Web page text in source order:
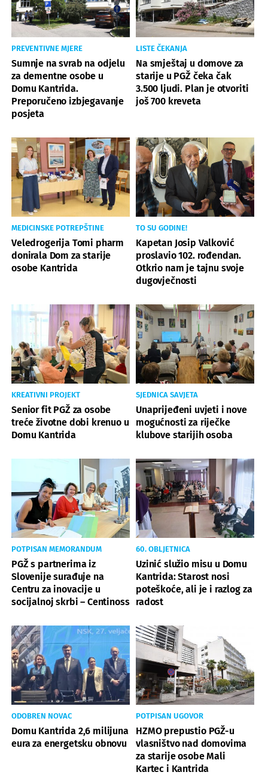
PREVENTIVNE MJERE
Sumnje na svrab na odjelu
za dementne osobe u
Domu Kantrida.
Preporučeno izbjegavanje
posjeta
LISTE ČEKANJA
Na smještaj u domove za
starije u PGŽ čeka čak
3.500 ljudi. Plan je otvoriti
još 700 kreveta
MEDICINSKE POTREPŠTINE
Veledrogerija Tomi pharm
donirala Dom za starije
osobe Kantrida
TO SU GODINE!
Kapetan Josip Valković
proslavio 102. rođendan.
Otkrio nam je tajnu svoje
dugovječnosti
KREATIVNI PROJEKT
Senior fit PGŽ za osobe
treće životne dobi krenuo u
Domu Kantrida
SJEDNICA SAVJETA
Unaprijeđeni uvjeti i nove
mogućnosti za riječke
klubove starijih osoba
POTPISAN MEMORANDUM
PGŽ s partnerima iz
Slovenije surađuje na
Centru za inovacije u
socijalnoj skrbi – Centinoss
60. OBLJETNICA
Uzinić služio misu u Domu
Kantrida: Starost nosi
poteškoće, ali je i razlog za
radost
ODOBREN NOVAC
Domu Kantrida 2,6 milijuna
eura za energetsku obnovu
POTPISAN UGOVOR
HZMO prepustio PGŽ-u
vlasništvo nad domovima
za starije osobe Mali
Kartec i Kantrida